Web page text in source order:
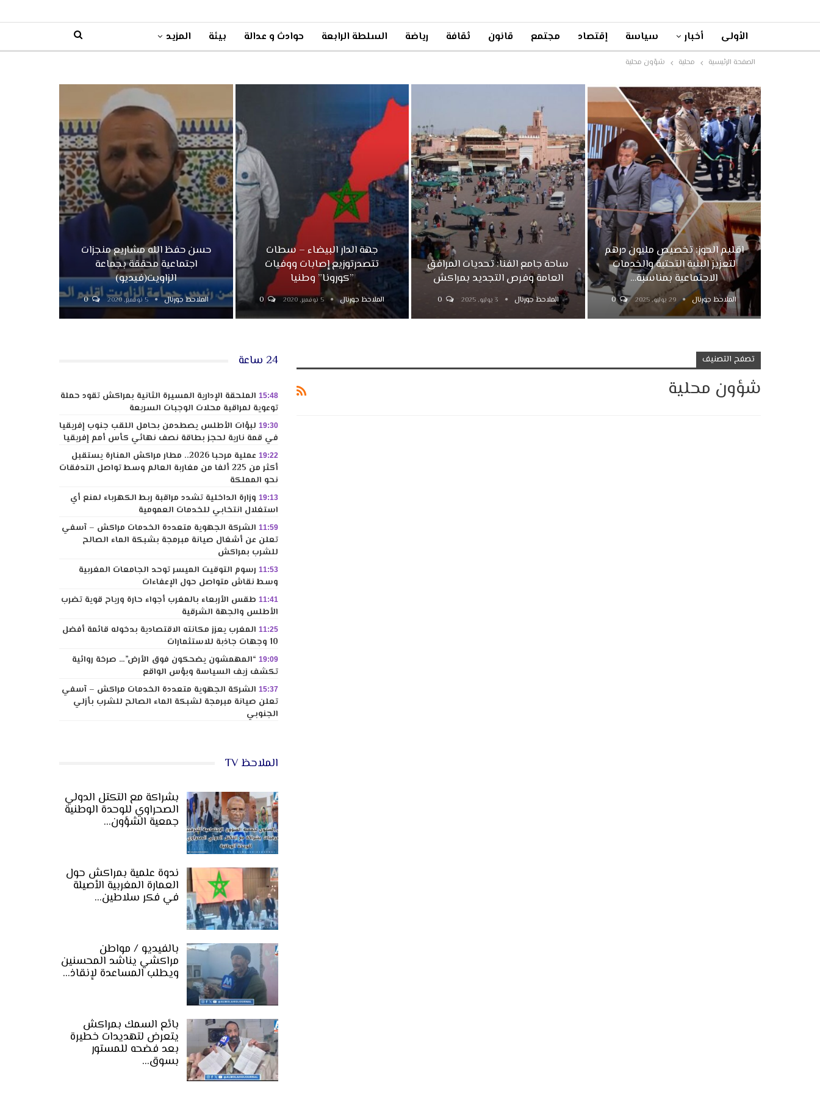
الأولى أخبار سياسة إقتصاد مجتمع قانون ثقافة رياضة السلطة الرابعة حوادث و عدالة بيئة المزيد
الصفحة الرئيسية محلية شؤون محلية
اقليم الحوز: تخصيص مليون درهم
لتعزيز البنية التحتية والخدمات
الاجتماعية بمناسبة…
الملاحظ جورنال 29 يوليو, 2025 0
ساحة جامع الفنا: تحديات المرافق
العامة وفرص التجديد بمراكش
الملاحظ جورنال 3 يوليو, 2025
جهة الدار البيضاء – سطات
تتصدرتوزيع إصابات ووفيات
”كورونا” وطنيا
الملاحظ جورنال 5 نوفمبر, 2020 0
حسن حفظ الله مشاريع منجزات
اجتماعية محققة بجماعة
الزاويت(فيديو)
الملاحظ جورنال 5 نوفمبر, 2020 0
تصفح التصنيف
شؤون محلية
24 ساعة
15:48 الملحقة الإدارية المسيرة الثانية بمراكش تقود حملة
توعوية لمراقبة محلات الوجبات السريعة
19:30 لبؤات الأطلس يصطدمن بحامل اللقب جنوب إفريقيا
في قمة نارية لحجز بطاقة نصف نهائي كأس أمم إفريقيا
19:22
عملية مرحبا 2026.. مطار مراكش المنارة يستقبل
أكثر من 225 ألفا من مغاربة العالم وسط تواصل التدفقات
نحو المملكة
19:13 وزارة الداخلية تشدد مراقبة ربط الكهرباء لمنع أي
استغلال انتخابي للخدمات العمومية
11:59 الشركة الجهوية متعددة الخدمات مراكش – آسفي
تعلن عن أشغال صيانة مبرمجة بشبكة الماء الصالح
للشرب بمراكش
11:53 رسوم التوقيت الميسر توحد الجامعات المغربية
وسط نقاش متواصل حول الإعفاءات
11:41 طقس الأربعاء بالمغرب أجواء حارة ورياح قوية تضرب
الأطلس والجهة الشرقية
11:25 المغرب يعزز مكانته الاقتصادية بدخوله قائمة أفضل
10 وجهات جاذبة للاستثمارات
19:09 “المهمشون يضحكون فوق الأرض”… صرخة روائية
تكشف زيف السياسة وبؤس الواقع
15:37 الشركة الجهوية متعددة الخدمات مراكش – آسفي
تعلن صيانة مبرمجة لشبكة الماء الصالح للشرب بأزلي
الجنوبي
الملاحظ TV
بشراكة مع التكتل الدولي
الصحراوي للوحدة الوطنية
جمعية الشؤون…
ندوة علمية بمراكش حول
العمارة المغربية الأصيلة
في فكر سلاطين…
بالفيديو / مواطن
مراكشي يناشد المحسنين
ويطلب المساعدة لإنقاذ…
بائع السمك بمراكش
يتعرض لتهديدات خطيرة
بعد فضحه للمستور
بسوق…